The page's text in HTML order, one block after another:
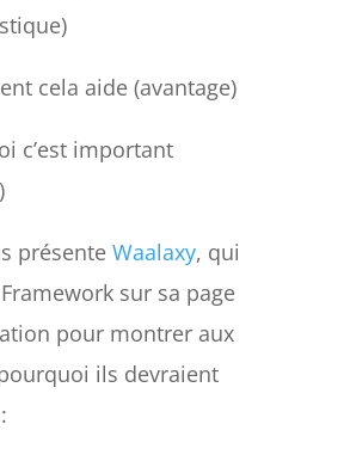
cela aide (avantage)
c’est important
présenteWaalaxy, qui
sur sa page
pour montrer aux
ils devraient